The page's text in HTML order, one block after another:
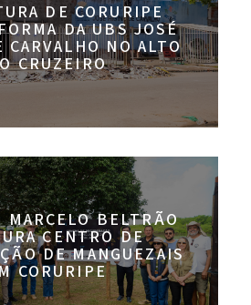
DE CORURIPE
DA UBS JOSÉ
CARVALHO NO ALTO
CRUZEIRO
MARCELO BELTRÃO
CENTRO DE
DE MANGUEZAIS
CORURIPE